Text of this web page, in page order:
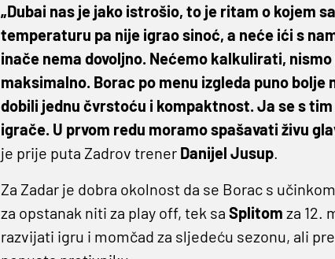
„Dubai nas je jako istrošio, to je ritam o kojem
temperaturu pa nije igrao sinoć, a neće ići s
inače nema dovoljno. Nećemo kalkulirati,
maksimalno. Borac po menu izgleda puno bolje
dobili jednu čvrstoću i kompaktnost. Ja se s
igrače. U prvom redu moramo spašavati živu
je prije puta Zadrov trener Danijel Jusup.
Za Zadar je dobra okolnost da se Borac s
za opstanak niti za play off, tek sa Splitom za 12.
razvijati igru i momčad za sljedeću sezonu, ali